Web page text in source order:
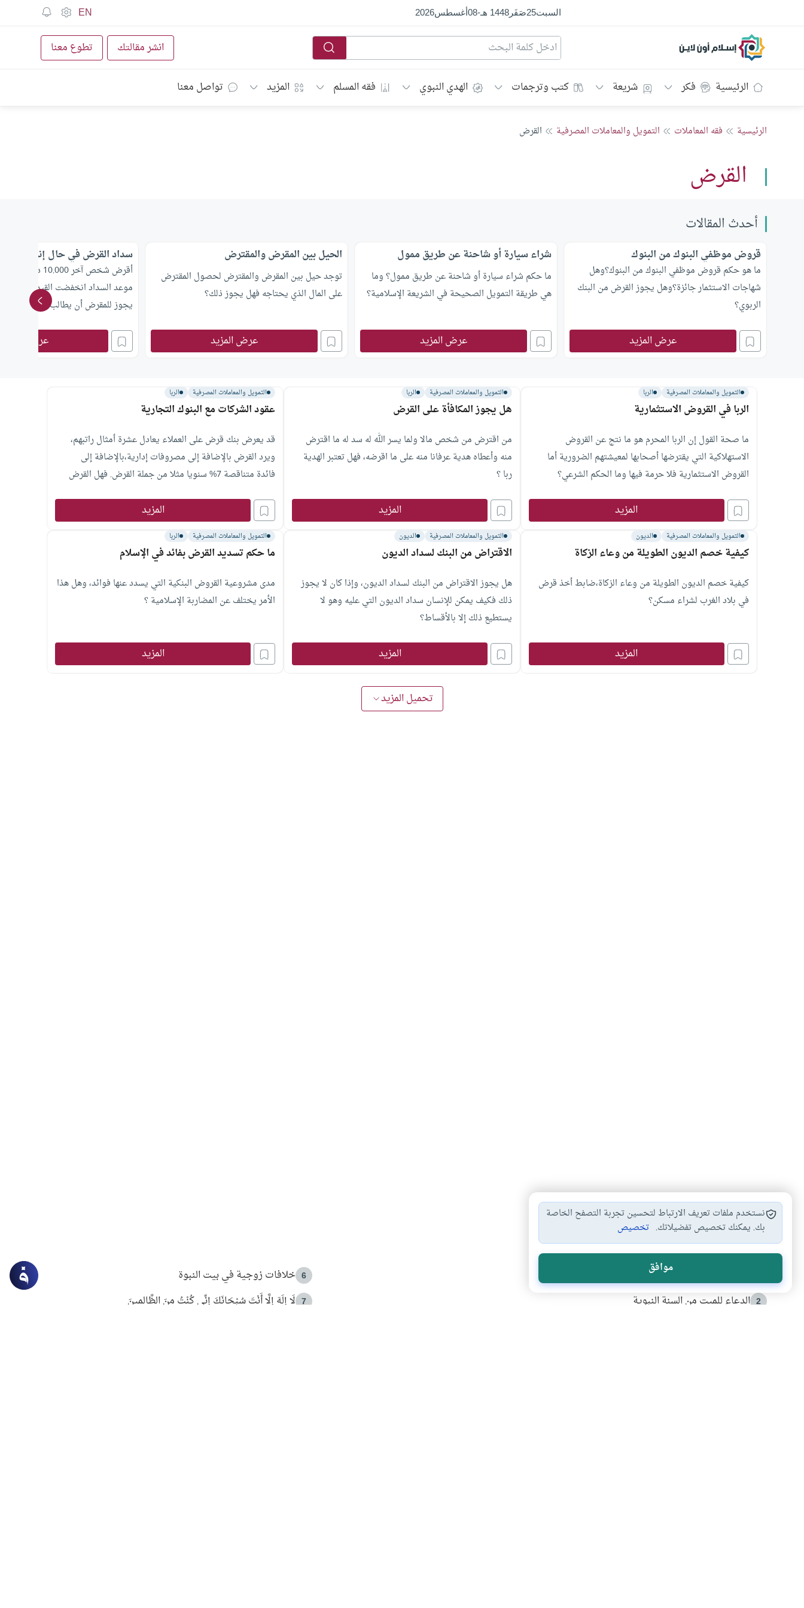
السبت25صَفَر1448 هـ -
08أغسطس2026
EN
إسلام أون لاين انشر مقالتك تطوع معنا
الرئيسية فكر شريعة كتب وترجمات الهدي النبوي فقه المسلم المزيد تواصل معنا
الرئيسية فقه المعاملات التمويل والمعاملات المصرفية القرض
القرض
أحدث المقالات
قروض موظفي البنوك من البنوك
ما هو حكم قروض موظفي البنوك من البنوك؟وهل
شهاجات الاستثمار جائزة؟وهل يجوز القرض من البنك
الربوي؟
عرض المزيد
شراء سيارة أو شاحنة عن طريق ممول
ما حكم شراء سيارة أو شاحنة عن طريق ممول؟ وما
هي طريقة التمويل الصحيحة في الشريعة الإسلامية؟
عرض المزيد
الحيل بين المقرض والمقترض
توجد حيل بين المقرض والمقترض لحصول المقترض
على المال الذي يحتاجه فهل يجوز ذلك؟
عرض المزيد
سداد القرض في حال إنخفاض
أقرض شخص آخر
موعد السداد انخفضت القيمة الشرائية
يجوز للمقرض أن يطالب بفرقية
عرض المزيد
التمويل والمعاملات المصرفية الربا
الربا في القروض الاستثمارية
ما صحة القول إن الربا المحرم هو ما نتج عن القروض
الاستهلاكية التي يقترضها أصحابها لمعيشتهم الضرورية أما
القروض الاستثمارية فلا حرمة فيها وما الحكم الشرعي؟
المزيد
التمويل والمعاملات المصرفية الربا
هل يجوز المكافأة على القرض
من اقترض من شخص مالا ولما يسر الله له سد له ما اقترض
منه وأعطاه هدية عرفانا منه على ما اقرضه، فهل تعتبر الهدية
ربا ؟
المزيد
التمويل والمعاملات المصرفية الربا
عقود الشركات مع البنوك التجارية
قد يعرض بنك قرض على العملاء يعادل عشرة أمثال راتبهم،
ويرد القرض بالإضافة إلى مصروفات إدارية،بالإضافة إلى
فائدة متناقصة 7% سنويا مثلا من جملة القرض. فهل القرض
المزيد
التمويل والمعاملات المصرفية الديون
كيفية خصم الديون الطويلة من وعاء الزكاة
كيفية خصم الديون الطويلة من وعاء الزكاة،ضابط أخذ قرض
في بلاد الغرب لشراء مسكن؟
المزيد
التمويل والمعاملات المصرفية الديون
الاقتراض من البنك لسداد الديون
هل يجوز الاقتراض من البنك لسداد الديون، وإذا كان لا يجوز
ذلك فكيف يمكن للإنسان سداد الديون التي عليه وهو لا
يستطيع ذلك إلا بالأقساط؟
المزيد
التمويل والمعاملات المصرفية الربا
ما حكم تسديد القرض بفائد في الإسلام
مدى مشروعية القروض البنكية التي يسدد عنها فوائد، وهل هذا
الأمر يختلف عن المضاربة الإسلامية ؟
المزيد
تحميل المزيد
الأكثر قراءة
أدعية من السنة النبوية
2 الدعاء للميت من السنة النبوية
6 خلافات زوجية في بيت النبوة
7 لَا إِلَهَ إِلَّا أَنْتَ سُبْحَانَكَ إِنِّي كُنْتُ مِنَ الظَّالِمِينَ
نستخدم ملفات تعريف الارتباط لتحسين تجربة التصفح الخاصة
بك. يمكنك تخصيص تفضيلاتك. تخصيص
موافق